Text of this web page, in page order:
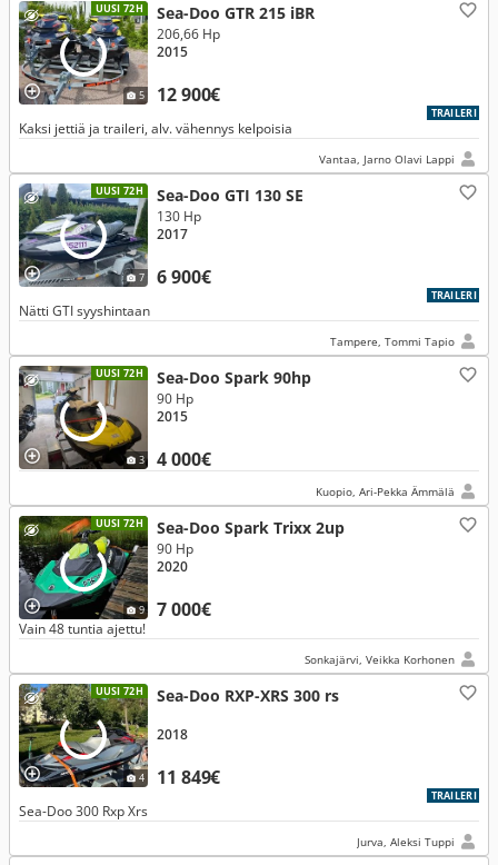
UUSI 72H
5
Sea-Doo GTR 215 iBR
12 900€
206,66 Hp
2015
TRAILERI
Kaksi jettiä ja traileri, alv. vähennys kelpoisia
Vantaa, Jarno Olavi Lappi
UUSI 72H
7
Sea-Doo GTI 130 SE
6 900€
130 Hp
2017
TRAILERI
Nätti GTI syyshintaan
Tampere, Tommi Tapio
UUSI 72H
3
Sea-Doo Spark 90hp
4 000€
90 Hp
2015
Kuopio, Ari-Pekka Ämmälä
UUSI 72H
9
Sea-Doo Spark Trixx 2up
7 000€
90 Hp
2020
Vain 48 tuntia ajettu!
Sonkajärvi, Veikka Korhonen
UUSI 72H
4
Sea-Doo RXP-XRS 300 rs
11 849€
2018
TRAILERI
Sea-Doo 300 Rxp Xrs
Jurva, Aleksi Tuppi